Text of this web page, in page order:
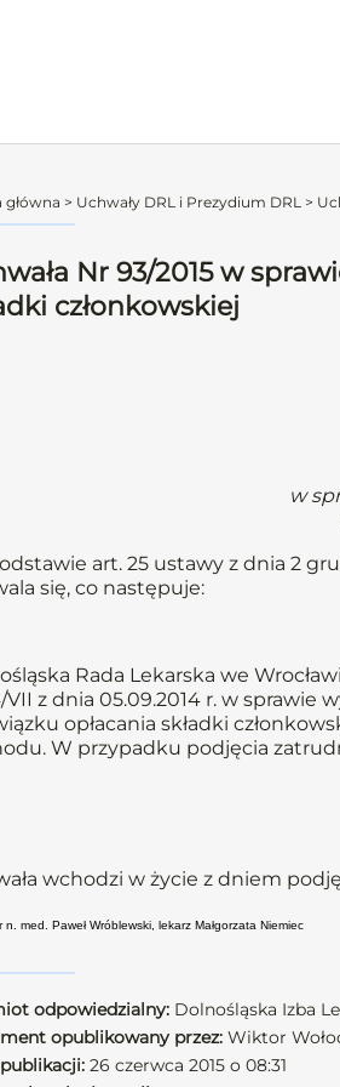
główna > Uchwały DRL i Prezydium DRL >
Nr 93/2015 w
członkowskiej
w
art. 25 ustawy z dnia 2
się, co następuje:
Rada Lekarska we
VII z dnia 05.09.2014 r. w sprawie
opłacania składki
W przypadku podjęcia
wchodzi w życie z dniem
n. med. Paweł Wróblewski, lekarz Małgorzata Niemiec
odpowiedzialny: Dolnośląska Izba
opublikowany przez: Wiktor
26 czerwca 2015 o 08:31